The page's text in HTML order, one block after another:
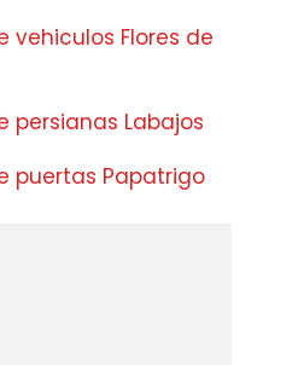
vehiculos Flores de
persianas Labajos
puertas Papatrigo